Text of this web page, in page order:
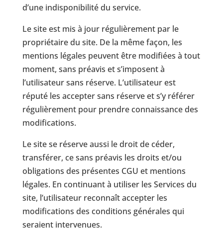
d’une indisponibilité du service.
Le site est mis à jour régulièrement par le
propriétaire du site. De la même façon, les
mentions légales peuvent être modifiées à tout
moment, sans préavis et s’imposent à
l’utilisateur sans réserve. L’utilisateur est
réputé les accepter sans réserve et s’y référer
régulièrement pour prendre connaissance des
modifications.
Le site se réserve aussi le droit de céder,
transférer, ce sans préavis les droits et/ou
obligations des présentes CGU et mentions
légales. En continuant à utiliser les Services du
site, l’utilisateur reconnaît accepter les
modifications des conditions générales qui
seraient intervenues.